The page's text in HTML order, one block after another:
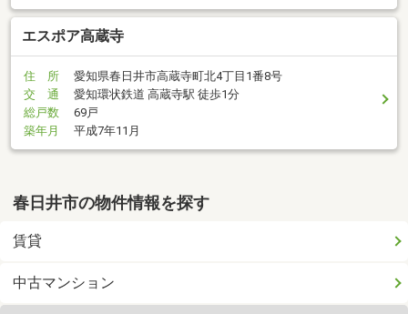
エスポア高蔵寺
住 所
愛知県春日井市高蔵寺町北4丁目1番8号
交 通
愛知環状鉄道 高蔵寺駅 徒歩1分
総戸数
69戸
築年月
平成7年11月
春日井市の物件情報を探す
賃貸
中古マンション